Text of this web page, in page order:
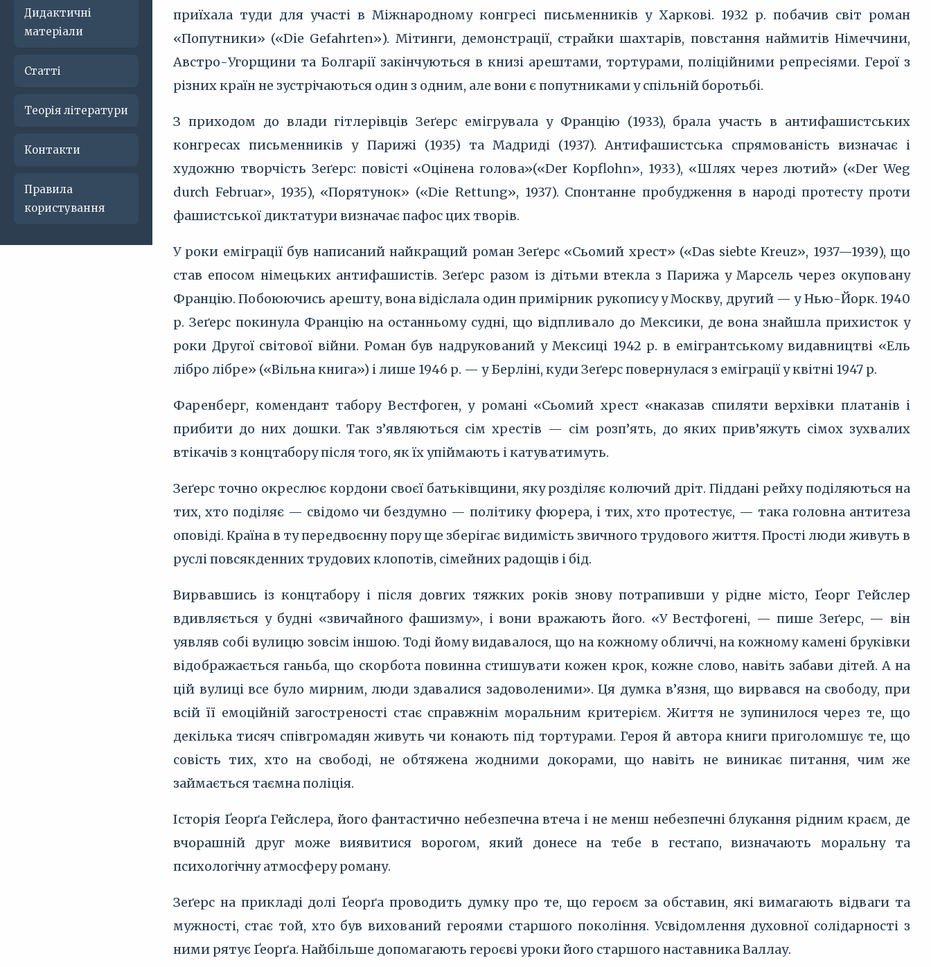
Дидактичні
матеріали
Статті
Теорія літератури
Контакти
Правила
користування
приїхала туди для участі в Міжнародному конгресі письменників у Харкові. 1932 р. побачив світ роман
«Попутники» («Die Gefahrten»). Мітинги, демонстрації, страйки шахтарів, повстання наймитів Німеччини,
Австро-Угорщини та Болгарії закінчуються в книзі арештами, тортурами, поліційними репресіями. Герої з
різних країн не зустрічаються один з одним, але вони є попутниками у спільній боротьбі.
З приходом до влади гітлерівців Зеґерс емігрувала у Францію (1933), брала участь в антифашистських
конгресах письменників у Парижі (1935) та Мадриді (1937). Антифашистська спрямованість визначає і
художню творчість Зеґерс: повісті «Оцінена голова»(«Der Kopflohn», 1933), «Шлях через лютий» («Der Weg
durch Februar», 1935), «Порятунок» («Die Rettung», 1937). Спонтанне пробудження в народі протесту проти
фашистської диктатури визначає пафос цих творів.
У роки еміграції був написаний найкращий роман Зеґерс «Сьомий хрест» («Das siebte Kreuz», 1937—1939), що
став епосом німецьких антифашистів. Зеґерс разом із дітьми втекла з Парижа у Марсель через окуповану
Францію. Побоюючись арешту, вона відіслала один примірник рукопису у Москву, другий — у Нью-Йорк. 1940
р. Зеґерс покинула Францію на останньому судні, що відпливало до Мексики, де вона знайшла прихисток у
роки Другої світової війни. Роман був надрукований у Мексиці 1942 р. в емігрантському видавництві «Ель
лібро лібре» («Вільна книга») і лише 1946 р. — у Берліні, куди Зеґерс повернулася з еміграції у квітні 1947 р.
Фаренберг, комендант табору Вестфоген, у романі «Сьомий хрест «наказав спиляти верхівки платанів і
прибити до них дошки. Так з’являються сім хрестів — сім розп’ять, до яких прив’яжуть сімох зухвалих
втікачів з концтабору після того, як їх упіймають і катуватимуть.
Зеґерс точно окреслює кордони своєї батьківщини, яку розділяє колючий дріт. Піддані рейху поділяються на
тих, хто поділяє — свідомо чи бездумно — політику фюрера, і тих, хто протестує, — така головна антитеза
оповіді. Країна в ту передвоєнну пору ще зберігає видимість звичного трудового життя. Прості люди живуть в
руслі повсякденних трудових клопотів, сімейних радощів і бід.
Вирвавшись із концтабору і після довгих тяжких років знову потрапивши у рідне місто, Ґеорг Гейслер
вдивляється у будні «звичайного фашизму», і вони вражають його. «У Вестфогені, — пише Зеґерс, — він
уявляв собі вулицю зовсім іншою. Тоді йому видавалося, що на кожному обличчі, на кожному камені бруківки
відображається ганьба, що скорбота повинна стишувати кожен крок, кожне слово, навіть забави дітей. А на
цій вулиці все було мирним, люди здавалися задоволеними». Ця думка в’язня, що вирвався на свободу, при
всій її емоційній загостреності стає справжнім моральним критерієм. Життя не зупинилося через те, що
декілька тисяч співгромадян живуть чи конають під тортурами. Героя й автора книги приголомшує те, що
совість тих, хто на свободі, не обтяжена жодними докорами, що навіть не виникає питання, чим же
займається таємна поліція.
Історія Ґеорґа Гейслера, його фантастично небезпечна втеча і не менш небезпечні блукання рідним краєм, де
вчорашній друг може виявитися ворогом, який донесе на тебе в гестапо, визначають моральну та
психологічну атмосферу роману.
Зеґерс на прикладі долі Ґеорґа проводить думку про те, що героєм за обставин, які вимагають відваги та
мужності, стає той, хто був вихований героями старшого покоління. Усвідомлення духовної солідарності з
ними рятує Ґеорґа. Найбільше допомагають героєві уроки його старшого наставника Валлау.